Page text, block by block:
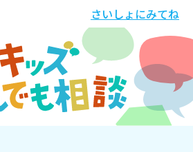
さいしょにみてね